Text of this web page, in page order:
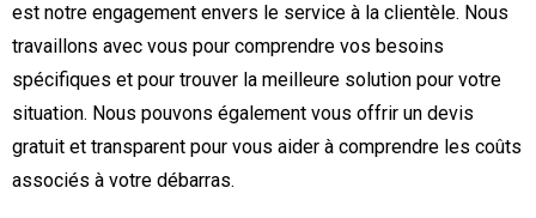
est notre engagement envers le service à la clientèle. Nous
travaillons avec vous pour comprendre vos besoins
spécifiques et pour trouver la meilleure solution pour votre
situation. Nous pouvons également vous offrir un devis
gratuit et transparent pour vous aider à comprendre les coûts
associés à votre débarras.